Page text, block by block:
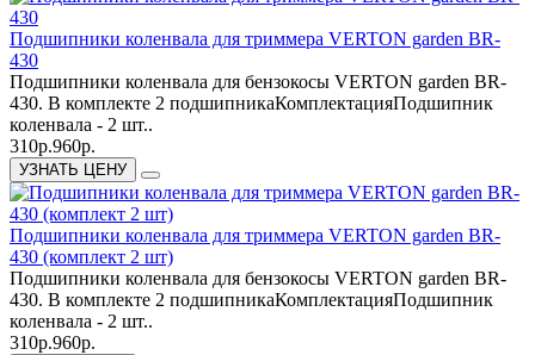
Подшипники коленвала для триммера VERTON garden BR-
430
Подшипники коленвала для бензокосы VERTON garden BR-
430. В комплекте 2 подшипникаКомплектацияПодшипник
коленвала - 2 шт..
310р.960р.
УЗНАТЬ ЦЕНУ
Подшипники коленвала для триммера VERTON garden BR-
430 (комплект 2 шт)
Подшипники коленвала для бензокосы VERTON garden BR-
430. В комплекте 2 подшипникаКомплектацияПодшипник
коленвала - 2 шт..
310р.960р.